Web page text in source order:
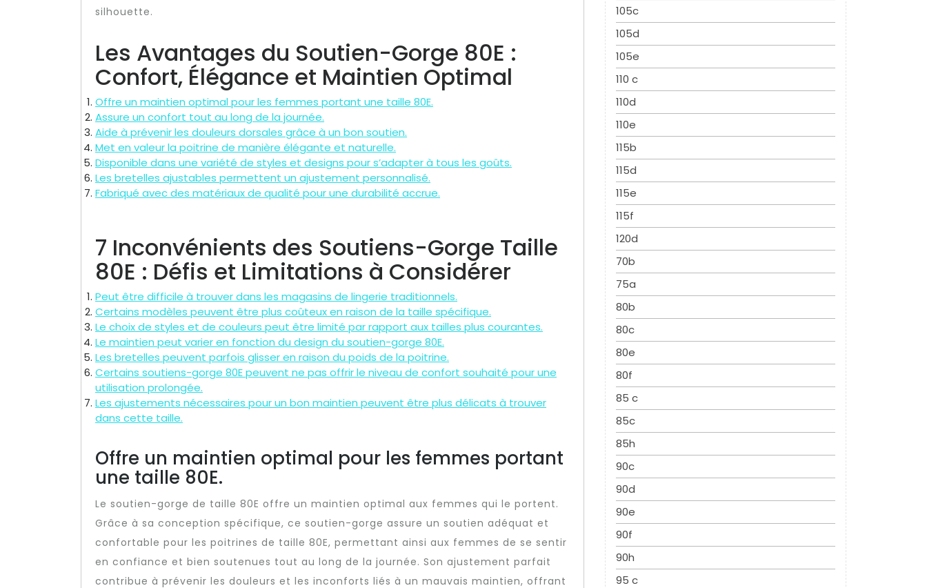
silhouette.
Les Avantages du Soutien-Gorge 80E :
Confort, Élégance et Maintien Optimal
Offre un maintien optimal pour les femmes portant une taille 80E.
Assure un confort tout au long de la journée.
Aide à prévenir les douleurs dorsales grâce à un bon soutien.
Met en valeur la poitrine de manière élégante et naturelle.
Disponible dans une variété de styles et designs pour s’adapter à tous les goûts.
Les bretelles ajustables permettent un ajustement personnalisé.
Fabriqué avec des matériaux de qualité pour une durabilité accrue.
7 Inconvénients des Soutiens-Gorge Taille
80E : Défis et Limitations à Considérer
Peut être difficile à trouver dans les magasins de lingerie traditionnels.
Certains modèles peuvent être plus coûteux en raison de la taille spécifique.
Le choix de styles et de couleurs peut être limité par rapport aux tailles plus courantes.
Le maintien peut varier en fonction du design du soutien-gorge 80E.
Les bretelles peuvent parfois glisser en raison du poids de la poitrine.
Certains soutiens-gorge 80E peuvent ne pas offrir le niveau de confort souhaité pour une
utilisation prolongée.
Les ajustements nécessaires pour un bon maintien peuvent être plus délicats à trouver
dans cette taille.
Offre un maintien optimal pour les femmes portant
une taille 80E.
Le soutien-gorge de taille 80E offre un maintien optimal aux femmes qui le portent.
Grâce à sa conception spécifique, ce soutien-gorge assure un soutien adéquat et
confortable pour les poitrines de taille 80E, permettant ainsi aux femmes de se sentir
en confiance et bien soutenues tout au long de la journée. Son ajustement parfait
contribue à prévenir les douleurs et les inconforts liés à un mauvais maintien, offrant
105c
105d
105e
110 c
110d
110e
115b
115d
115e
115f
120d
70b
75a
80b
80c
80e
80f
85 c
85c
85h
90c
90d
90e
90f
90h
95 c